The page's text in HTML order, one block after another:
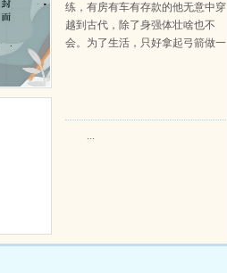
练，有房有车有存款的他无意中穿
越到古代，除了身强体壮啥也不
会。为了生活，只好拿起弓箭做一
...